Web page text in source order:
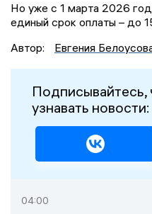
Но уже с 1 марта 2026
единый срок оплаты – до
Автор:
Евгения
узнавать новости:
04:00